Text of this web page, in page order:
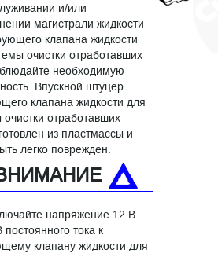
и/или
магистрали жидкости
клапана жидкости
очистки отработавших
необходимую
Впускной штуцер
клапана жидкости для
отработавших
из пластмассы и
легко поврежден.
напряжение 12 В
тока к
клапану жидкости для